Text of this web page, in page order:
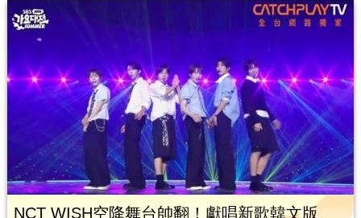
NCT WISH空降舞台帥翻！獻唱新歌韓文版